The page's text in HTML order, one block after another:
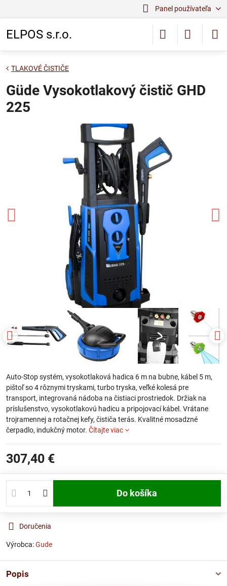
Panel používateľa
ELPOS s.r.o.
TLAKOVÉ ČISTIČE
Güde Vysokotlakový čistič GHD
225
Auto-Stop systém, vysokotlaková hadica 6 m na bubne, kábel 5 m,
pištoľ so 4 rôznymi tryskami, turbo tryska, veľké kolesá pre
transport, integrovaná nádoba na čistiaci prostriedok. Držiak na
príslušenstvo, vysokotlakovú hadicu a pripojovací kábel. Vrátane
trojramennej a rotačnej kefy, čističa terás. Kvalitné mosadzné
čerpadlo, indukčný motor. Čítajte viac
307,40 €
Do košíka
Doručenia
Výrobca:Gude
Popis